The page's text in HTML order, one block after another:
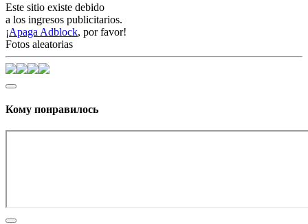
Este sitio existe debido
a los ingresos publicitarios.
¡Apaga Adblock, por favor!
Fotos aleatorias
Кому понравилось